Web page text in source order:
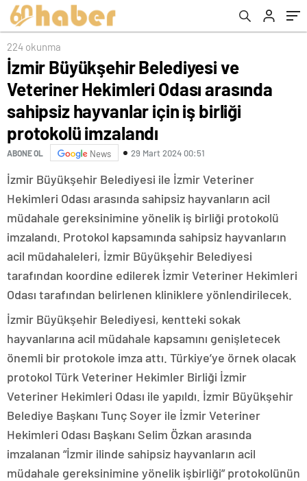
için iş birliği protokolü imzalandı
224 okunma
İzmir Büyükşehir Belediyesi ve
Veteriner Hekimleri Odası arasında
sahipsiz hayvanlar için iş birliği
protokolü imzalandı
ABONE OL News 29 Mart 2024 00:51
İzmir Büyükşehir Belediyesi ile İzmir Veteriner
Hekimleri Odası arasında sahipsiz hayvanların acil
müdahale gereksinimine yönelik iş birliği protokolü
imzalandı. Protokol kapsamında sahipsiz hayvanların
acil müdahaleleri, İzmir Büyükşehir Belediyesi
tarafından koordine edilerek İzmir Veteriner Hekimleri
Odası tarafından belirlenen kliniklere yönlendirilecek.
İzmir Büyükşehir Belediyesi, kentteki sokak
hayvanlarına acil müdahale kapsamını genişletecek
önemli bir protokole imza attı. Türkiye’ye örnek olacak
protokol Türk Veteriner Hekimler Birliği İzmir
Veteriner Hekimleri Odası ile yapıldı. İzmir Büyükşehir
Belediye Başkanı Tunç Soyer ile İzmir Veteriner
Hekimleri Odası Başkanı Selim Özkan arasında
imzalanan “İzmir ilinde sahipsiz hayvanların acil
müdahale gereksinimine yönelik işbirliği” protokolünün